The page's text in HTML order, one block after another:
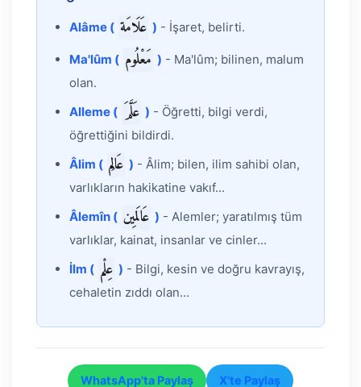
Alâme ( عَلَامَة ) - İşaret, belirti.
Ma'lûm ( مَعْلُوم ) - Ma'lûm; bilinen, malum
olan.
Alleme ( عَلَّمَ ) - Öğretti, bilgi verdi,
öğrettiğini bildirdi.
Âlim ( عَالِم ) - Âlim; bilen, ilim sahibi olan,
varlıkların hakikatine vakıf...
Âlemîn ( عَالَمِين ) - Alemler; yaratılmış tüm
varlıklar, kainat, insanlar ve cinler...
İlm ( عِلْم ) - Bilgi, kesin ve doğru kavrayış,
cehaletin zıddı olan...
WhatsApp'ta Paylaş X'te Paylaş